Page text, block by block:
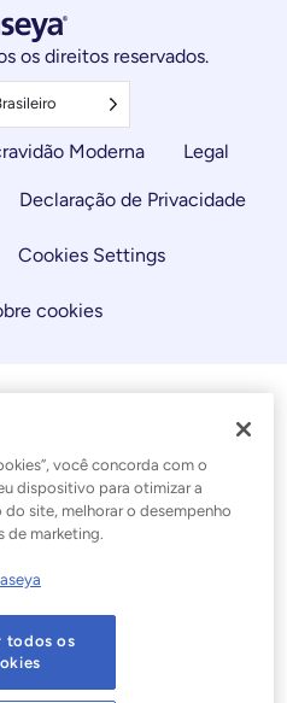
os direitos reservados.
Moderna Legal
Declaração de Privacidade
Cookies Settings
cookies
você concorda com o
dispositivo para otimizar a
site, melhorar o desempenho
de marketing.
todos os